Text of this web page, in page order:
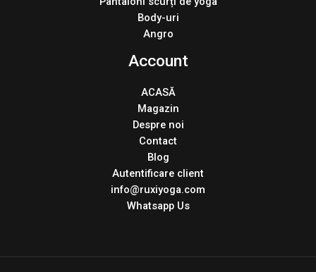
Body-uri
Angro
Account
ACASĂ
Magazin
Despre noi
Contact
Blog
Autentificare client
info@ruxiyoga.com
Whatsapp Us